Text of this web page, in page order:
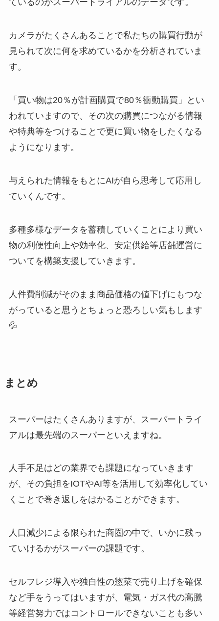
ているのがスーパートライアルのデータです。
カメラがたくさんあることで私たちの購買行動が
見られて次に何を求めているかを分析されていま
す。
「買い物は20％が計画購買で80％衝動購買」とい
われていますので、その次の購買につながる情報
や特典等をつけることで更に買い物をしたくなる
ようになります。
与えられた情報をもとにAIが自ら思考して応用し
ていくんです。
多種多様なデータを蓄積していくことにより買い
物の利便性向上や効率化、安定供給等店舗運営に
ついてを構築支援していきます。
人件費削減がそのまま商品価格の値下げにもつな
がっていると思うとちょっと恐ろしい気もします
💦
まとめ
スーパーはたくさんありますが、スーパートライ
アルは最先端のスーパーといえますね。
人手不足はどの業界でも課題になっていきます
が、その負担をIOTやAI等を活用して効率化してい
くことで巻き返しをはかることができます。
人口減少による限られた商圏の中で、いかに残っ
ていけるかがスーパーの課題です。
セルフレジ導入や独自性の惣菜で売り上げを確保
など手をうってはいますが、電気・ガス代の高騰
等経営努力ではコントロールできないことも多い